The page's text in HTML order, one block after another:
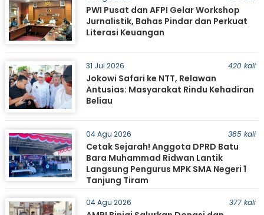
PWI Pusat dan AFPI Gelar Workshop
Jurnalistik, Bahas Pindar dan Perkuat
Literasi Keuangan
31 Jul 2026 420 kali
Jokowi Safari ke NTT, Relawan
Antusias: Masyarakat Rindu Kehadiran
Beliau
04 Agu 2026 385 kali
Cetak Sejarah! Anggota DPRD Batu
Bara Muhammad Ridwan Lantik
Langsung Pengurus MPK SMA Negeri 1
Tanjung Tiram
04 Agu 2026 377 kali